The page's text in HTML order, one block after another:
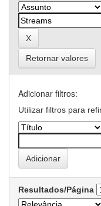
Retornar valores
Adicionar filtros:
Utilizar filtros para
Resultados/Página